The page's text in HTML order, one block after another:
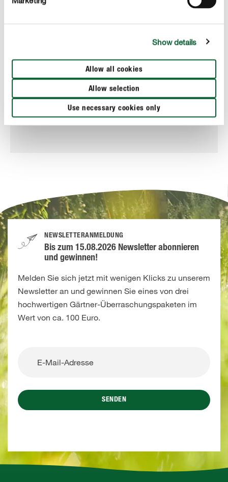
Show details
Allow all cookies
Allow selection
Use necessary cookies only
COMPO BIO Mediterrane Pflanzenerde torffrei
NEWSLETTERANMELDUNG
Bis zum 15.08.2026 Newsletter abonnieren
und gewinnen!
Melden Sie sich jetzt mit wenigen Klicks zu unserem
Newsletter an und gewinnen Sie eines von drei
hochwertigen Gärtner-Überraschungspaketen im
Wert von ca. 100 Euro.
SENDEN